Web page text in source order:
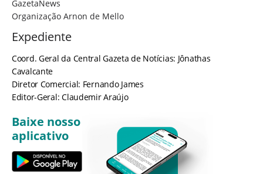
GazetaNews
Organização Arnon de Mello
Expediente
Coord. Geral da Central Gazeta de Notícias: Jônathas
Cavalcante
Diretor Comercial: Fernando James
Editor-Geral: Claudemir Araújo
Baixe nosso
aplicativo